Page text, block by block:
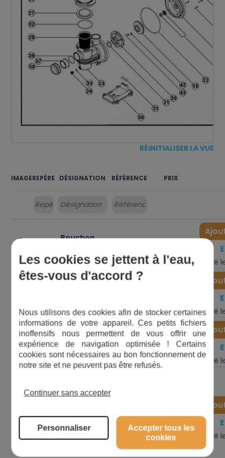
RÉINITIALISER LA VUE
IMAGEREPÈRE DÉSIGNATION RÉFÉRENCE PRIX
Bouchon
Livré
Livré
3
Anneau
élastique
mod 2008
142699 1,92€
Livré
19
Pompes
2007
changer
204745 60,00€
Livré
Les cookies se jettent à l'eau,
êtes-vous d'accord ?
Nous utilisons des cookies afin de stocker certaines
informations de votre appareil. Ces petits fichiers
inoffensifs nous permettent de vous offrir une
expérience de navigation optimisée ! Certains
cookies sont nécessaires au bon fonctionnement de
notre site et ne peuvent pas être refusés.
Continuer sans accepter
Personnaliser
Accepter tous les
cookies